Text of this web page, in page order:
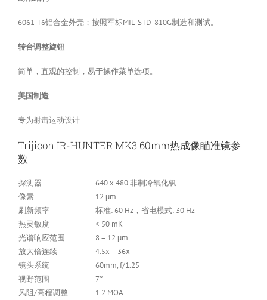
6061-T6铝合金外壳；按照军标MIL-STD-810G制造和测试。
转台调整旋钮
简单，直观的控制，易于操作菜单选项。
美国制造
专为射击运动设计
Trijicon IR-HUNTER MK3 60mm热成像瞄准镜参
数
探测器
640 x 480 非制冷氧化钒
像素
12 µm
刷新频率
标准: 60 Hz，省电模式: 30 Hz
热灵敏度
< 50 mK
光谱响应范围
8 – 12 µm
放大倍连续
4.5x – 36x
镜头系统
60mm, f/1.25
视野范围
7°
风阻/高程调整
1.2 MOA